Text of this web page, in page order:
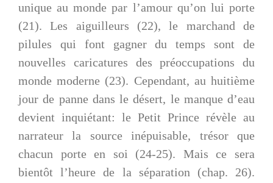
unique au monde par l’amour qu’on lui porte
(21). Les aiguilleurs (22), le marchand de
pilules qui font gagner du temps sont de
nouvelles caricatures des préoccupations du
monde moderne (23). Cependant, au huitième
jour de panne dans le désert, le manque d’eau
devient inquiétant: le Petit Prince révèle au
narrateur la source inépuisable, trésor que
chacun porte en soi (24-25). Mais ce sera
bientôt l’heure de la séparation (chap. 26).